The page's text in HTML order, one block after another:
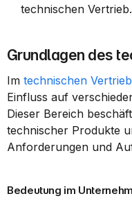
technischen Vertrieb.
Grundlagen des
Im technischen Vertrieb
Einfluss auf
Dieser Bereich
technischer Produkte
Anforderungen und
Bedeutung im